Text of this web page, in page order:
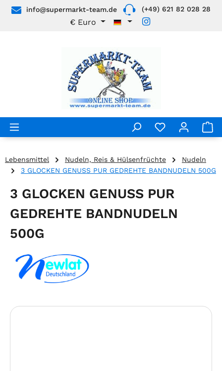
Zum Hauptinhalt springen
info@supermarkt-team.de (+49) 621 82 028 28
€ Euro
Lebensmittel Nudeln, Reis & Hülsenfrüchte
Nudeln
3 GLOCKEN GENUSS PUR GEDREHTE BANDNUDELN 500G
3 GLOCKEN GENUSS PUR
GEDREHTE BANDNUDELN
500G
Bildergalerie überspringen